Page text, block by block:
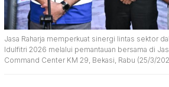
Jasa Raharja memperkuat sinergi lintas sektor
Idulfitri 2026 melalui pemantauan bersama di
Command Center KM 29, Bekasi, Rabu (25/3/